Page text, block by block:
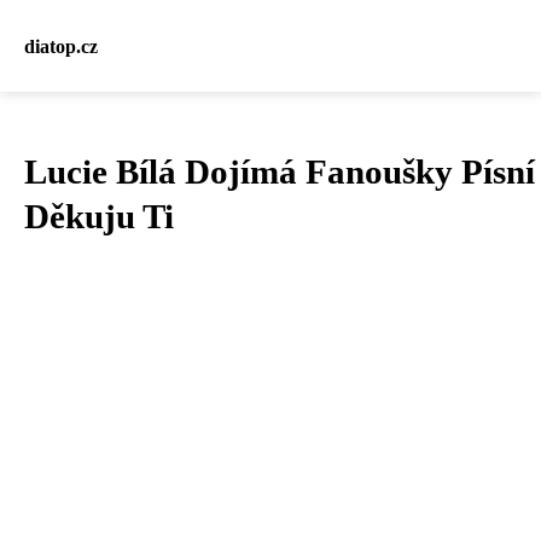
diatop.cz
Lucie Bílá Dojímá Fanoušky Písní
Děkuju Ti